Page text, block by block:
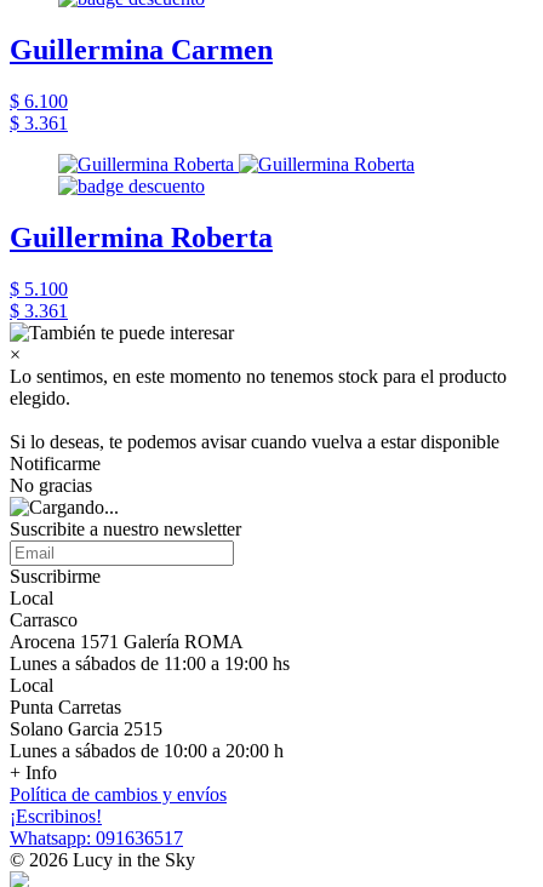
Guillermina Carmen
$ 6.100
$ 3.361
Guillermina Roberta
$ 5.100
$ 3.361
×
Lo sentimos, en este momento no tenemos stock para el producto
elegido.
Si lo deseas, te podemos avisar cuando vuelva a estar disponible
Notificarme
No gracias
Suscribite a nuestro newsletter
Suscribirme
Local
Carrasco
Arocena 1571 Galería ROMA
Lunes a sábados de 11:00 a 19:00 hs
Local
Punta Carretas
Solano Garcia 2515
Lunes a sábados de 10:00 a 20:00 h
+ Info
Política de cambios y envíos
¡Escribinos!
Whatsapp: 091636517
© 2026 Lucy in the Sky